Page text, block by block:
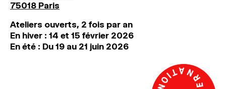
75018 Paris
Ateliers ouverts, 2 fois par an
En hiver : 14 et 15 février 2026
En été : Du 19 au 21 juin 2026